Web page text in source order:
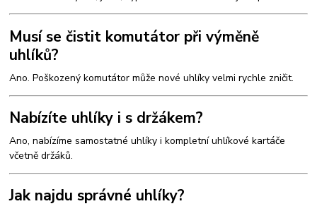
Musí se čistit komutátor při výměně
uhlíků?
Ano. Poškozený komutátor může nové uhlíky velmi rychle zničit.
Nabízíte uhlíky i s držákem?
Ano, nabízíme samostatné uhlíky i kompletní uhlíkové kartáče
včetně držáků.
Jak najdu správné uhlíky?